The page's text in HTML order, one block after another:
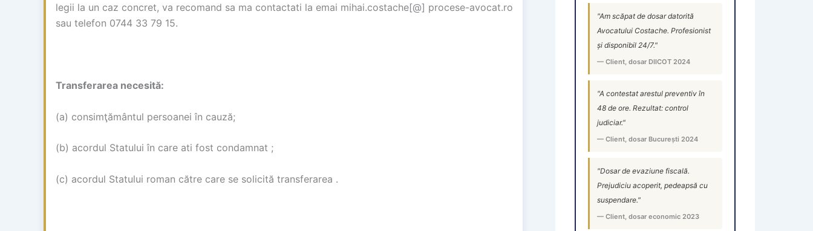
legii la un caz concret, va recomand sa ma contactati la emai mihai.costache[@] procese-avocat.ro
sau telefon 0744 33 79 15.
Transferarea necesită:
(a) consimţământul persoanei în cauză;
(b) acordul Statului în care ati fost condamnat ;
(c) acordul Statului roman către care se solicită transferarea .
"Am scăpat de dosar datorită
Avocatului Costache. Profesionist
și disponibil 24/7."
— Client, dosar DIICOT 2024
"A contestat arestul preventiv în
48 de ore. Rezultat: control
judiciar."
— Client, dosar București 2024
"Dosar de evaziune fiscală.
Prejudiciu acoperit, pedeapsă cu
suspendare."
— Client, dosar economic 2023